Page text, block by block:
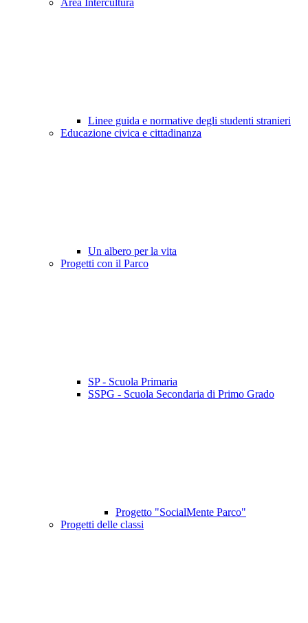
Area Intercultura
Linee guida e normative degli studenti stranieri
Educazione civica e cittadinanza
Un albero per la vita
Progetti con il Parco
SP - Scuola Primaria
SSPG - Scuola Secondaria di Primo Grado
Progetto "SocialMente Parco"
Progetti delle classi